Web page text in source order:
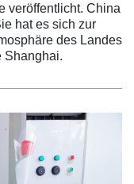
veröffentlicht. China
hat es sich zur
des Landes
Shanghai.